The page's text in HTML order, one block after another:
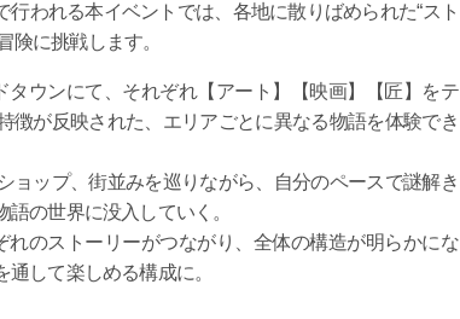
われる本イベントでは、各地に散りばめられた“スト
険に挑戦します。
ウンにて、それぞれ【アート】【映画】【匠】をテ
徴が反映された、エリアごとに異なる物語を体験でき
ョップ、街並みを巡りながら、自分のペースで謎解き
の世界に没入していく。
のストーリーがつながり、全体の構造が明らかにな
して楽しめる構成に。